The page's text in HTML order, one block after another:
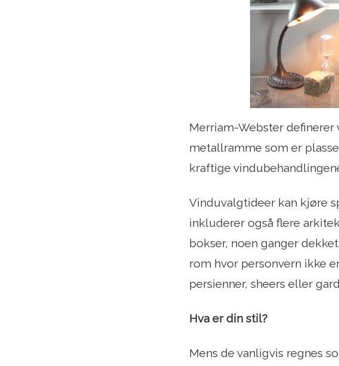
Merriam-Webster
metallramme som er
kraftige
Vinduvalgtideer kan kjøre
inkluderer også flere
bokser, noen ganger
rom hvor personvern ikke
persienner, sheers eller
Hva er din stil?
Mens de vanligvis regnes